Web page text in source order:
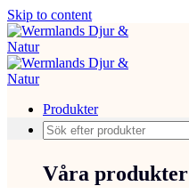
Skip to content
Produkter
Våra produkter